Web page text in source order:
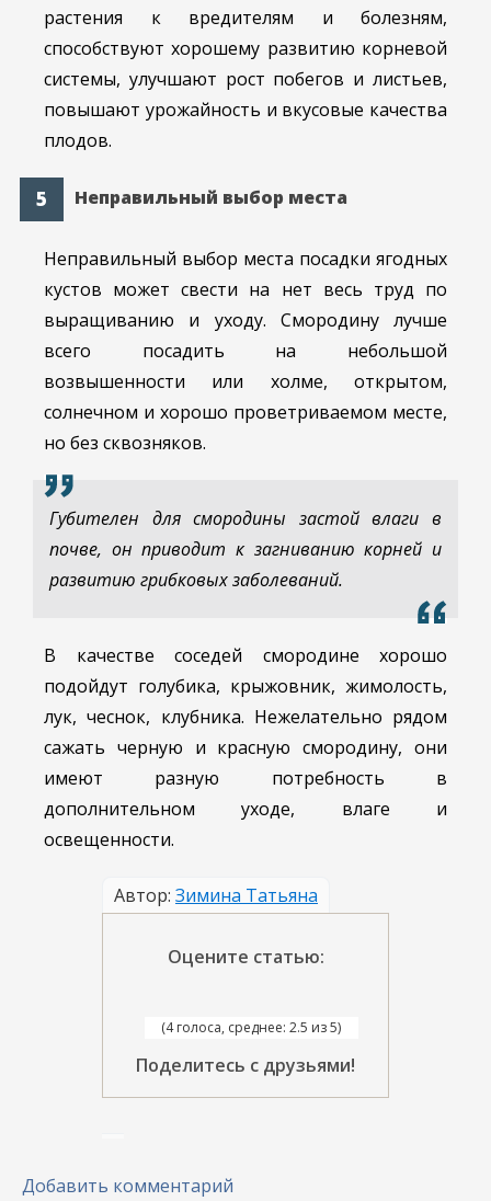
растения к вредителям и болезням,
способствуют хорошему развитию корневой
системы, улучшают рост побегов и листьев,
повышают урожайность и вкусовые качества
плодов.
Неправильный выбор места
Неправильный выбор места посадки ягодных
кустов может свести на нет весь труд по
выращиванию и уходу. Смородину лучше
всего посадить на небольшой
возвышенности или холме, открытом,
солнечном и хорошо проветриваемом месте,
но без сквозняков.
Губителен для смородины застой влаги в
почве, он приводит к загниванию корней и
развитию грибковых заболеваний.
В качестве соседей смородине хорошо
подойдут голубика, крыжовник, жимолость,
лук, чеснок, клубника. Нежелательно рядом
сажать черную и красную смородину, они
имеют разную потребность в
дополнительном уходе, влаге и
освещенности.
Автор: Зимина Татьяна
Оцените статью:
(4 голоса, среднее: 2.5 из 5)
Поделитесь с друзьями!
Добавить комментарий